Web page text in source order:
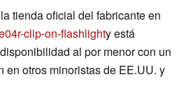
tienda oficial del fabricante en
clip-on-flashlighty está
al por menor con un
en otros minoristas de EE.UU. y